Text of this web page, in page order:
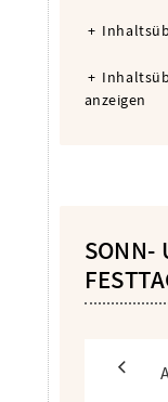
anzeigen
SONN-